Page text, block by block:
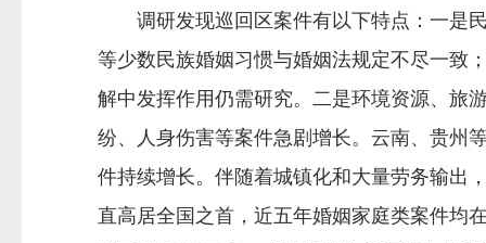
调研发现巡回区案件有以下特点：一是民
等少数民族婚姻习惯与婚姻法规定不尽一致
解中发挥作用仍需研究。二是环境资源、旅
纷、人身伤害等案件急剧增长。云南、贵州
件持续增长。伴随着城镇化和大量劳务输出
直高居全国之首，近五年婚姻家庭类案件均